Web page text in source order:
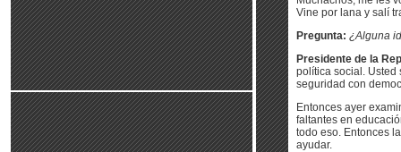
Vine por lana y salí
Pregunta: ¿Alguna
Presidente de la
política social. Usted
seguridad con
Entonces ayer
faltantes en
todo eso. Entonces
ayudar.